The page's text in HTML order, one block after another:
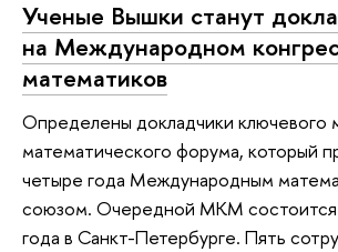
Ученые Вышки станут
на Международном
математиков
Определены докладчики ключевого
математического форума, который
четыре года Международным
союзом. Очередной МКМ
года в Санкт-Петербурге. Пять